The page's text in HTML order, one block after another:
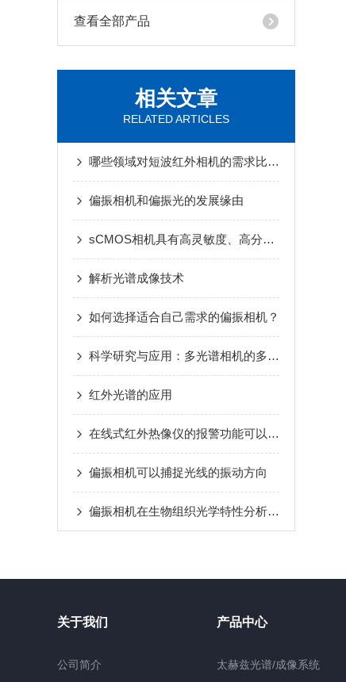
查看全部产品
相关文章
RELATED ARTICLES
哪些领域对短波红外相机的需求比较大?
偏振相机和偏振光的发展缘由
sCMOS相机具有高灵敏度、高分辨率
解析光谱成像技术
如何选择适合自己需求的偏振相机？
科学研究与应用：多光谱相机的多样性探索
红外光谱的应用
在线式红外热像仪的报警功能可以如何配置？
偏振相机可以捕捉光线的振动方向
偏振相机在生物组织光学特性分析中的应用
关于我们
公司简介
产品中心
太赫兹光谱/成像系统